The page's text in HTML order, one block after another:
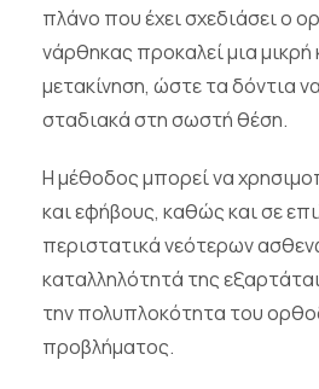
πλάνο που έχει σχεδιάσει ο
νάρθηκας προκαλεί μια μικρή
μετακίνηση, ώστε τα δόντια
σταδιακά στη σωστή θέση.
Η μέθοδος μπορεί να
και εφήβους, καθώς και σε
περιστατικά νεότερων
καταλληλότητά της
την πολυπλοκότητα του
προβλήματος.